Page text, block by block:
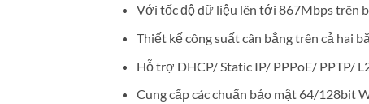
Với tốc độ dữ liệu lên tới 867Mbps trên
Thiết kế công suất cân bằng trên cả hai
Hỗ trợ DHCP/ Static IP/ PPPoE/ PPTP/
Cung cấp các chuẩn bảo mật 64/128bit